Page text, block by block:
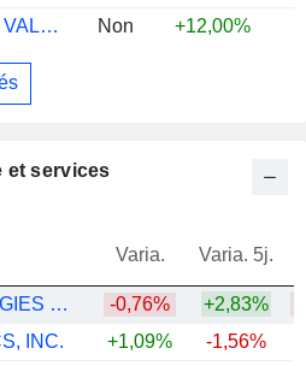
PZENA US LARGE CAP VALUE FUND A ACC USD Non +12,00%
et services
Varia. Varia. 5j.
SS&C TECHNOLOGIES HOLDINGS, INC. -0,76% +2,83%
INC.
+1,09% -1,56%